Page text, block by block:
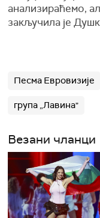
анализираћемо,
закључила је
Песма Евровизије
група „Лавина"
Везани чланци